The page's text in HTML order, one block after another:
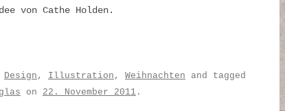
von Cathe Holden.
Design , Illustration , Weihnachten and tagged
on 22. November 2011 .